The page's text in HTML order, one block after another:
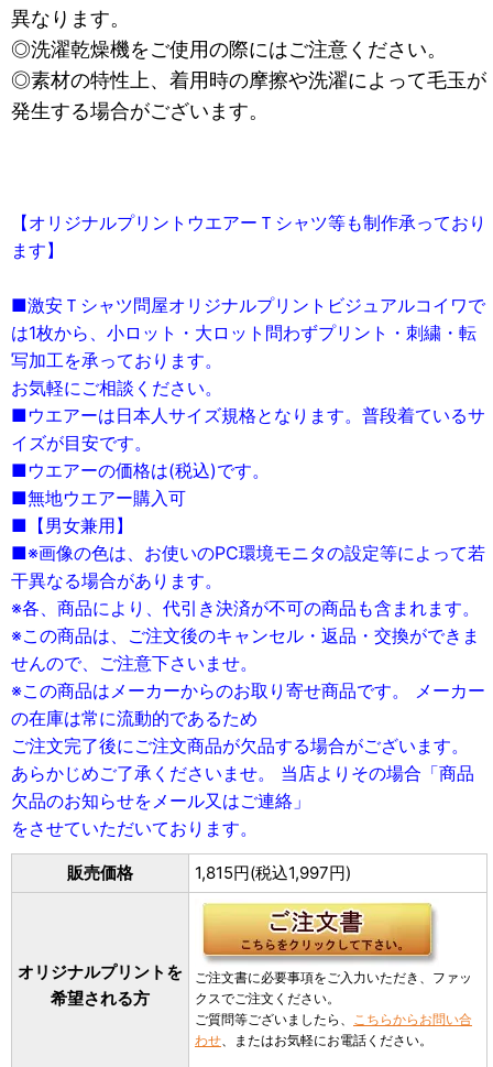
異なります。
◎洗濯乾燥機をご使用の際にはご注意ください。
◎素材の特性上、着用時の摩擦や洗濯によって毛玉が
発生する場合がございます。
【オリジナルプリントウエアーＴシャツ等も制作承っており
ます】
■激安Ｔシャツ問屋オリジナルプリントビジュアルコイワで
は1枚から、小ロット・大ロット問わずプリント・刺繍・転
写加工を承っております。
お気軽にご相談ください。
■ウエアーは日本人サイズ規格となります。普段着ているサ
イズが目安です。
■ウエアーの価格は(税込)です。
■無地ウエアー購入可
■【男女兼用】
■※画像の色は、お使いのPC環境モニタの設定等によって若
干異なる場合があります。
※各、商品により、代引き決済が不可の商品も含まれます。
※この商品は、ご注文後のキャンセル・返品・交換ができま
せんので、ご注意下さいませ。
※この商品はメーカーからのお取り寄せ商品です。 メーカー
の在庫は常に流動的であるため
ご注文完了後にご注文商品が欠品する場合がございます。
あらかじめご了承くださいませ。 当店よりその場合「商品
欠品のお知らせをメール又はご連絡」
をさせていただいております。
販売価格 1,815円(税込1,997円)
オリジナルプリントを
希望される方
ご注文書に必要事項をご入力いただき、ファッ
クスでご注文ください。
ご質問等ございましたら、
こちらからお問い合
わせ 、またはお気軽にお電話ください。